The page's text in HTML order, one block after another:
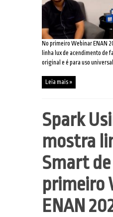
No primeiro Webinar ENAN
linha lux de acendimento de
original e é para uso universal
Leia mais »
Spark
mostra
Smart
primeiro
ENAN